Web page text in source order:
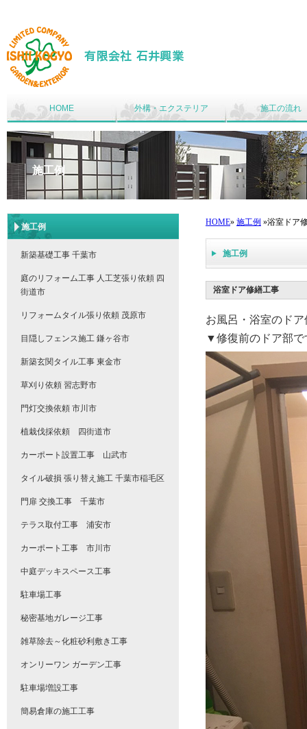
施工例
HOME 外構・エクステリア 施工の流れ
HOME» 施工例 »浴室ドア
施工例
浴室ドア修繕工事
お風呂・浴室のド
▼修復前のドア部で
施工例
新築基礎工事 千葉市
庭のリフォーム工事 人工芝張り依頼 四
街道市
リフォームタイル張り依頼 茂原市
目隠しフェンス施工 鎌ヶ谷市
新築玄関タイル工事 東金市
草刈り依頼 習志野市
門灯交換依頼 市川市
植栽伐採依頼 四街道市
カーポート設置工事 山武市
タイル破損 張り替え施工 千葉市稲毛区
門扉 交換工事 千葉市
テラス取付工事 浦安市
カーポート工事 市川市
中庭デッキスペース工事
駐車場工事
秘密基地ガレージ工事
雑草除去～化粧砂利敷き工事
オンリーワン ガーデン工事
駐車場増設工事
簡易倉庫の施工工事